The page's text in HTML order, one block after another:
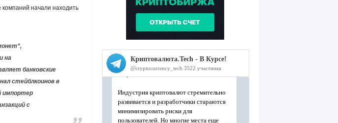
начали находить
на
банковские
стейблкоинов в
импортер
с